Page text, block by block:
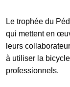
Galerie
Le trophée du
qui mettent en
leurs
à utiliser la
professionnels.